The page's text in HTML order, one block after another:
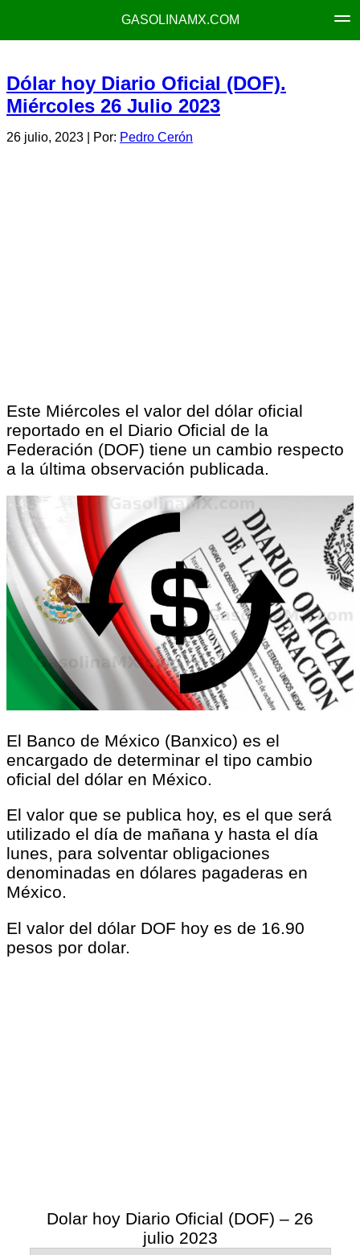
GASOLINAMX.COM
Dólar hoy Diario Oficial (DOF).
Miércoles 26 Julio 2023
26 julio, 2023 | Por: Pedro Cerón
Este Miércoles el valor del dólar oficial
reportado en el Diario Oficial de la
Federación (DOF) tiene un cambio respecto
a la última observación publicada.
El Banco de México (Banxico) es el
encargado de determinar el tipo cambio
oficial del dólar en México.
El valor que se publica hoy, es el que será
utilizado el día de mañana y hasta el día
lunes, para solventar obligaciones
denominadas en dólares pagaderas en
México.
El valor del dólar DOF hoy es de 16.90
pesos por dolar.
Dolar hoy Diario Oficial (DOF) – 26
julio 2023